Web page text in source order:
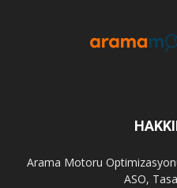
Arama Motoru
ASO,